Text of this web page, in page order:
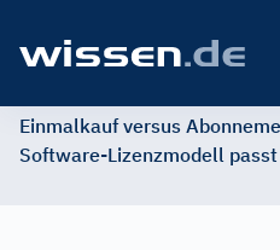
Einmalkauf versus
Software-Lizenzmodell